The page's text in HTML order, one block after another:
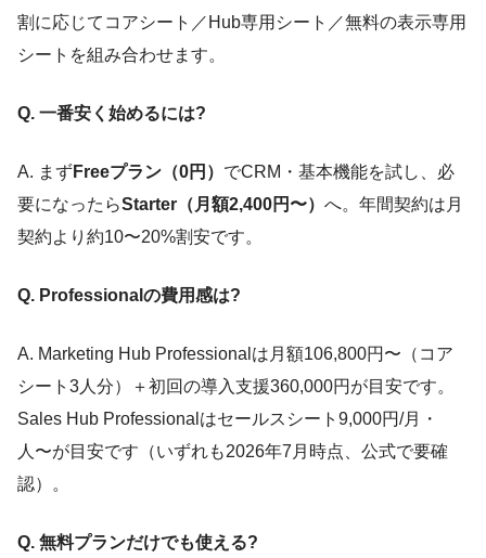
割に応じてコアシート／Hub専用シート／無料の表示専用
シートを組み合わせます。
Q. 一番安く始めるには?
A. まずFreeプラン（0円） でCRM・基本機能を試し、必
要になったらStarter（月額2,400円〜） へ。年間契約は月
契約より約10〜20%割安です。
Q. Professionalの費用感は?
A. Marketing Hub Professionalは月額106,800円〜（コア
シート3人分）＋初回の導入支援360,000円が目安です。
Sales Hub Professionalはセールスシート9,000円/月・
人〜が目安です（いずれも2026年7月時点、公式で要確
認）。
Q. 無料プランだけでも使える?